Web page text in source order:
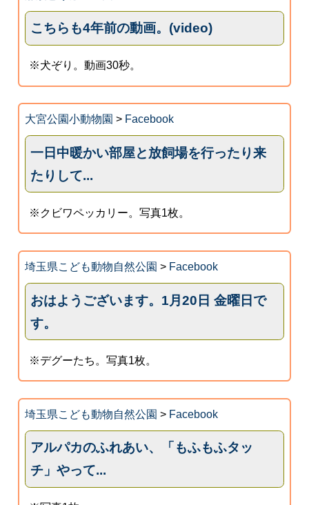
こちらも4年前の動画。(video)
※犬ぞり。動画30秒。
大宮公園小動物園 > Facebook
一日中暖かい部屋と放飼場を行ったり来
たりして...
※クビワペッカリー。写真1枚。
埼玉県こども動物自然公園 > Facebook
おはようございます。1月20日 金曜日で
す。
※デグーたち。写真1枚。
埼玉県こども動物自然公園 > Facebook
アルパカのふれあい、「もふもふタッ
チ」やって...